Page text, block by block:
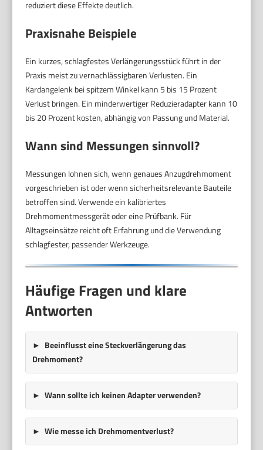
reduziert diese Effekte deutlich.
Praxisnahe Beispiele
Ein kurzes, schlagfestes Verlängerungsstück führt in der
Praxis meist zu vernachlässigbaren Verlusten. Ein
Kardangelenk bei spitzem Winkel kann 5 bis 15 Prozent
Verlust bringen. Ein minderwertiger Reduzieradapter kann 10
bis 20 Prozent kosten, abhängig von Passung und Material.
Wann sind Messungen sinnvoll?
Messungen lohnen sich, wenn genaues Anzugdrehmoment
vorgeschrieben ist oder wenn sicherheitsrelevante Bauteile
betroffen sind. Verwende ein kalibriertes
Drehmomentmessgerät oder eine Prüfbank. Für
Alltagseinsätze reicht oft Erfahrung und die Verwendung
schlagfester, passender Werkzeuge.
Häufige Fragen und klare
Antworten
Beeinflusst eine Steckverlängerung das
Drehmoment?
Wann sollte ich keinen Adapter verwenden?
Wie messe ich Drehmomentverlust?